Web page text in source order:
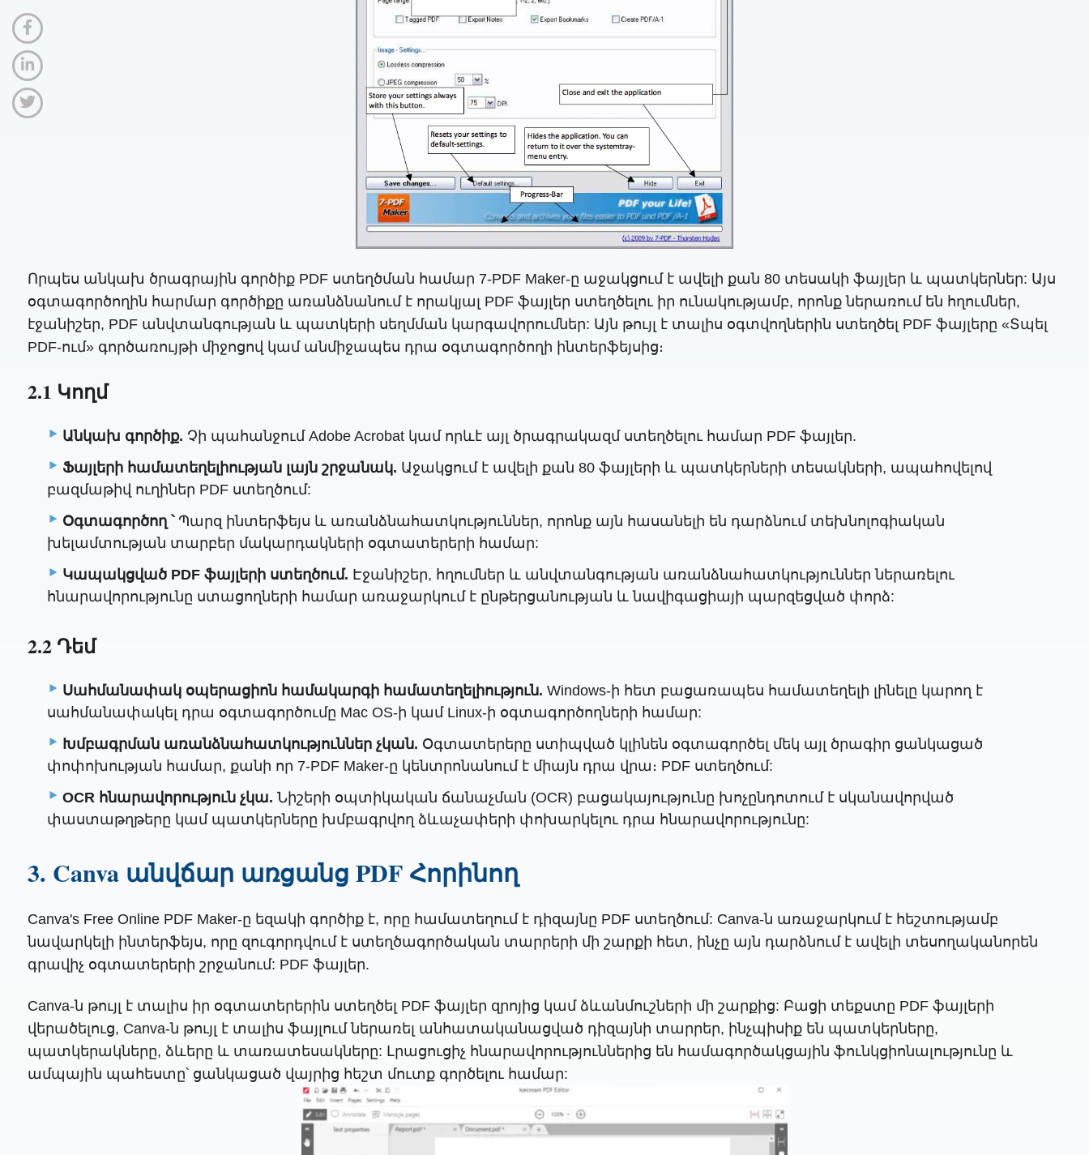
Որպես անկախ ծրագրային գործիք PDF ստեղծման համար 7-PDF Maker-ը աջակցում է ավելի քան 80 տեսակի ֆայլեր և պատկերներ: Այս
օգտագործողին հարմար գործիքը առանձնանում է որակյալ PDF ֆայլեր ստեղծելու իր ունակությամբ, որոնք ներառում են հղումներ,
էջանիշեր, PDF անվտանգության և պատկերի սեղմման կարգավորումներ: Այն թույլ է տալիս օգտվողներին ստեղծել PDF ֆայլերը «Տպել
PDF-ում» գործառույթի միջոցով կամ անմիջապես դրա օգտագործողի ինտերֆեյսից։
2.1 Կողմ
Անկախ գործիք. Չի պահանջում Adobe Acrobat կամ որևէ այլ ծրագրակազմ ստեղծելու համար PDF ֆայլեր.
Ֆայլերի համատեղելիության լայն շրջանակ. Աջակցում է ավելի քան 80 ֆայլերի և պատկերների տեսակների, ապահովելով
բազմաթիվ ուղիներ PDF ստեղծում:
Օգտագործող ՝Պարզ ինտերֆեյս և առանձնահատկություններ, որոնք այն հասանելի են դարձնում տեխնոլոգիական
խելամտության տարբեր մակարդակների օգտատերերի համար:
Կապակցված PDF ֆայլերի ստեղծում. Էջանիշեր, հղումներ և անվտանգության առանձնահատկություններ ներառելու
հնարավորությունը ստացողների համար առաջարկում է ընթերցանության և նավիգացիայի պարզեցված փորձ:
2.2 Դեմ
Սահմանափակ օպերացիոն համակարգի համատեղելիություն. Windows-ի հետ բացառապես համատեղելի լինելը կարող է
սահմանափակել դրա օգտագործումը Mac OS-ի կամ Linux-ի օգտագործողների համար:
Խմբագրման առանձնահատկություններ չկան. Օգտատերերը ստիպված կլինեն օգտագործել մեկ այլ ծրագիր ցանկացած
փոփոխության համար, քանի որ 7-PDF Maker-ը կենտրոնանում է միայն դրա վրա։ PDF ստեղծում:
OCR հնարավորություն չկա. Նիշերի օպտիկական ճանաչման (OCR) բացակայությունը խոչընդոտում է սկանավորված
փաստաթղթերը կամ պատկերները խմբագրվող ձևաչափերի փոխարկելու դրա հնարավորությունը:
3. Canva անվճար առցանց PDF Հորինող
Canva's Free Online PDF Maker-ը եզակի գործիք է, որը համատեղում է դիզայնը PDF ստեղծում: Canva-ն առաջարկում է հեշտությամբ
նավարկելի ինտերֆեյս, որը զուգորդվում է ստեղծագործական տարրերի մի շարքի հետ, ինչը այն դարձնում է ավելի տեսողականորեն
գրավիչ օգտատերերի շրջանում: PDF ֆայլեր.
Canva-ն թույլ է տալիս իր օգտատերերին ստեղծել PDF ֆայլեր զրոյից կամ ձևանմուշների մի շարքից: Բացի տեքստը PDF ֆայլերի
վերածելուց, Canva-ն թույլ է տալիս ֆայլում ներառել անհատականացված դիզայնի տարրեր, ինչպիսիք են պատկերները,
պատկերակները, ձևերը և տառատեսակները: Լրացուցիչ հնարավորություններից են համագործակցային ֆունկցիոնալությունը և
ամպային պահեստը՝ ցանկացած վայրից հեշտ մուտք գործելու համար: